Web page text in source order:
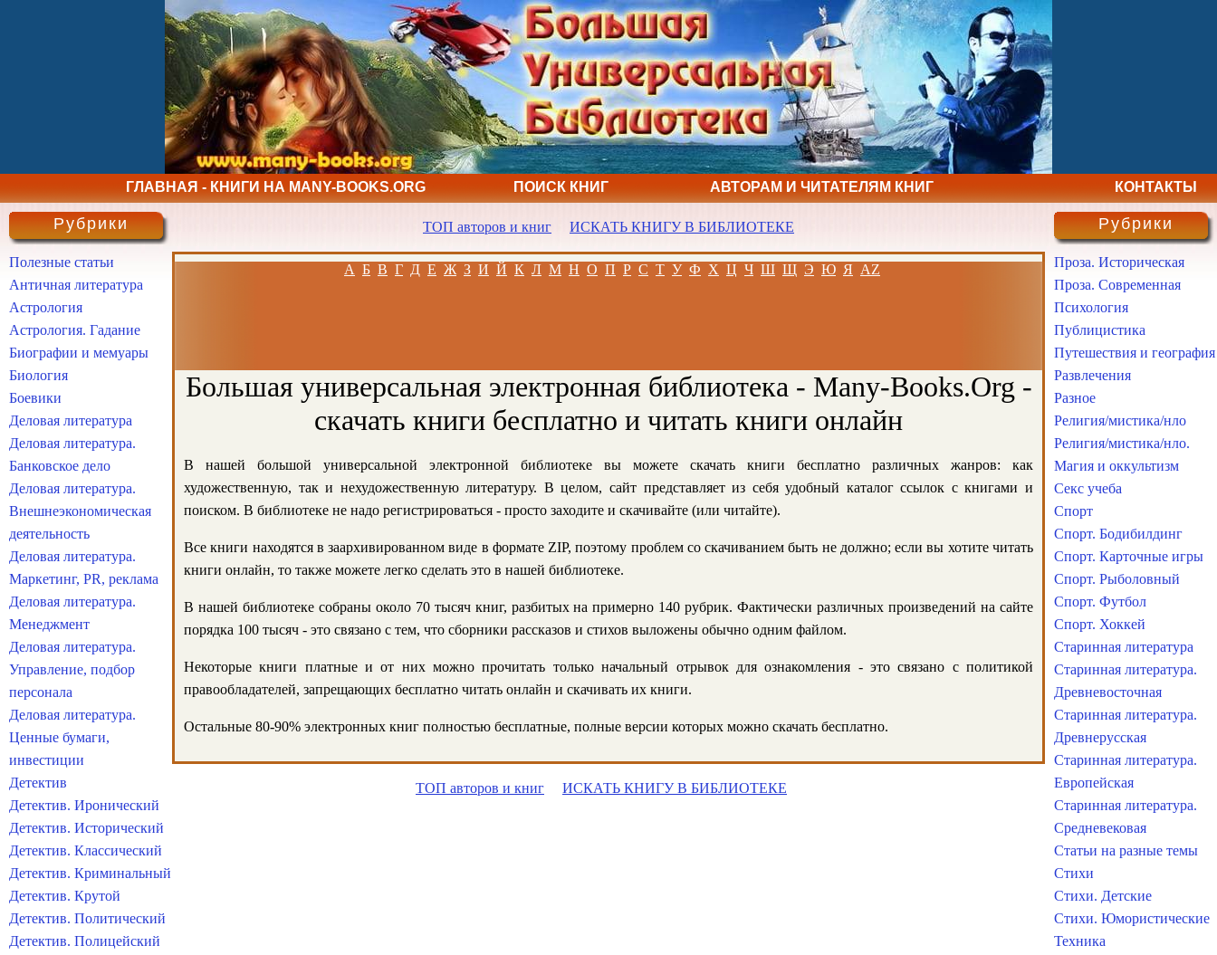
ГЛАВНАЯ - КНИГИ НА MANY-BOOKS.ORG ПОИСК КНИГ АВТОРАМ И ЧИТАТЕЛЯМ КНИГ КОНТАКТЫ
ТОП авторов и книг ИСКАТЬ КНИГУ В БИБЛИОТЕКЕ
А Б В Г Д Е Ж З И Й К Л М Н О П Р С Т У Ф Х Ц Ч Ш Щ Э Ю Я AZ
Большая универсальная электронная библиотека - Many-Books.Org -
скачать книги бесплатно и читать книги онлайн
В нашей большой универсальной электронной библиотеке вы можете скачать книги бесплатно различных жанров: как
художественную, так и нехудожественную литературу. В целом, сайт представляет из себя удобный каталог ссылок с книгами и
поиском. В библиотеке не надо регистрироваться - просто заходите и скачивайте (или читайте).
Все книги находятся в заархивированном виде в формате ZIP, поэтому проблем со скачиванием быть не должно; если вы хотите читать
книги онлайн, то также можете легко сделать это в нашей библиотеке.
В нашей библиотеке собраны около 70 тысяч книг, разбитых на примерно 140 рубрик. Фактически различных произведений на сайте
порядка 100 тысяч - это связано с тем, что сборники рассказов и стихов выложены обычно одним файлом.
Некоторые книги платные и от них можно прочитать только начальный отрывок для ознакомления - это связано с политикой
правообладателей, запрещающих бесплатно читать онлайн и скачивать их книги.
Остальные 80-90% электронных книг полностью бесплатные, полные версии которых можно скачать бесплатно.
ТОП авторов и книг ИСКАТЬ КНИГУ В БИБЛИОТЕКЕ
Рубрики
Полезные статьи
Античная литература
Астрология
Астрология. Гадание
Биографии и мемуары
Биология
Боевики
Деловая литература
Деловая литература.
Банковское дело
Деловая литература.
Внешнеэкономическая
деятельность
Деловая литература.
Маркетинг, PR, реклама
Деловая литература.
Менеджмент
Деловая литература.
Управление, подбор
персонала
Деловая литература.
Ценные бумаги,
инвестиции
Детектив
Детектив. Иронический
Детектив. Исторический
Детектив. Классический
Детектив. Криминальный
Детектив. Крутой
Детектив. Политический
Детектив. Полицейский
Рубрики
Проза. Историческая
Проза. Современная
Психология
Публицистика
Путешествия и география
Развлечения
Разное
Религия/мистика/нло
Религия/мистика/нло.
Магия и оккультизм
Секс учеба
Спорт
Спорт. Бодибилдинг
Спорт. Карточные игры
Спорт. Рыболовный
Спорт. Футбол
Спорт. Хоккей
Старинная литература
Старинная литература.
Древневосточная
Старинная литература.
Древнерусская
Старинная литература.
Европейская
Старинная литература.
Средневековая
Статьи на разные темы
Стихи
Стихи. Детские
Стихи. Юмористические
Техника